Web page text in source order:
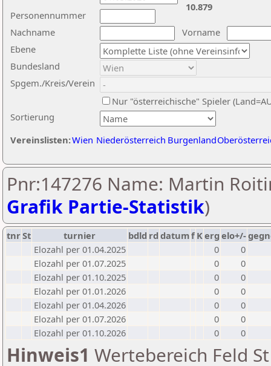
Nachname
Vorname
Ebene
Sortierung
Personennummer
Bundesland
Spgem./Kreis/Verein
Nur "österreichische" Spieler
Vereinslisten:Wien Niederösterreich Burgenland
10.879
Pnr:147276 Name: Martin
Grafik Partie-Statistik)
tnrSt turnier bdld rd datumf Kerg elo+/-
Elozahl per 01.04.2025
0
0
Elozahl per 01.07.2025
0
0
Elozahl per 01.10.2025
0
0
Elozahl per 01.01.2026
0
0
Elozahl per 01.04.2026
0
0
Elozahl per 01.07.2026
0
0
Elozahl per 01.10.2026
0 0
Hinweis1 Wertebereich Feld